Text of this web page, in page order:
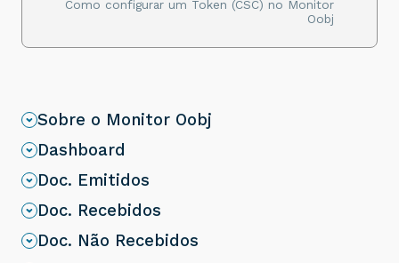
Como configurar um Token (CSC) no Monitor
Oobj
Sobre o Monitor Oobj
Dashboard
Doc. Emitidos
Doc. Recebidos
Doc. Não Recebidos